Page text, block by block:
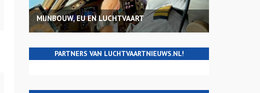
MIJNBOUW, EU EN LUCHTVAART
PARTNERS VAN LUCHTVAARTNIEUWS.NL!